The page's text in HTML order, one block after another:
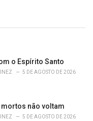
o Espírito Santo
5 DE AGOSTO DE 2026
não voltam
5 DE AGOSTO DE 2026